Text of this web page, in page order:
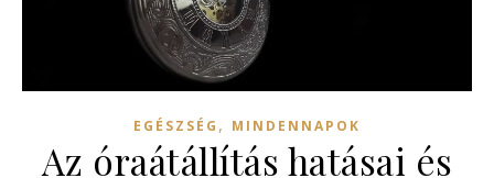
EGÉSZSÉG , MINDENNAPOK
Az óraátállítás hatásai és